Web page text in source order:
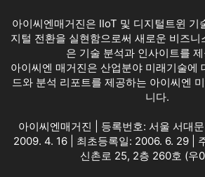
아이씨엔매거진은 IIoT 및 디지털트윈 기
지털 전환을 실현함으로써 새로운 비즈니
은 기술 분석과 인사이트를
아이씨엔 매거진은 산업분야 미래기술에
드와 분석 리포트를 제공하는 아이씨엔
니다.
아이씨엔매거진 | 등록번호: 서울 서대
2009. 4. 16 | 최초등록일: 2006. 6. 29 |
신촌로 25, 2층 260호 (우